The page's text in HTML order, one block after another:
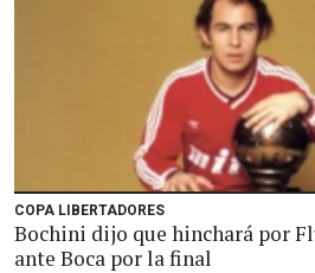
COPA LIBERTADORES
Bochini dijo que hinchará por
ante Boca por la final